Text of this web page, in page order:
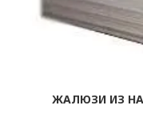
ЖАЛЮЗИ ИЗ